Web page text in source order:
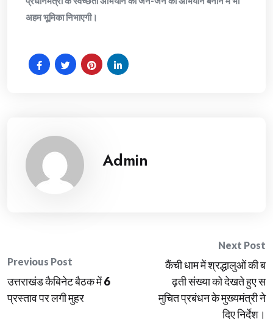
अहम भूमिका निभाएगी।
Admin
Post
navigation
Previous Post
उत्तराखंड कैबिनेट बैठक में 6
प्रस्ताव पर लगी मुहर
Next Post
कैंची धाम में श्रद्धालुओं की ब
ढ़ती संख्या को देखते हुए स
मुचित प्रबंधन के मुख्यमंत्री ने
दिए निर्देश।